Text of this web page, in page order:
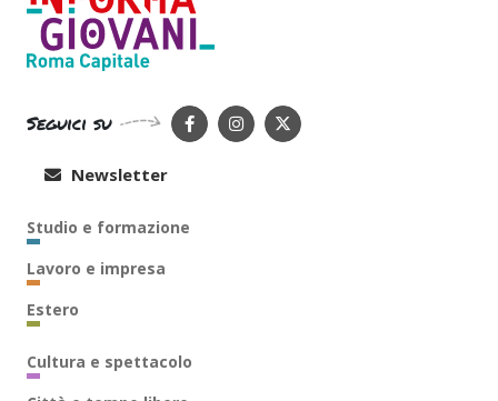
Seguici su
Newsletter
Studio e formazione
Lavoro e impresa
Estero
Cultura e spettacolo